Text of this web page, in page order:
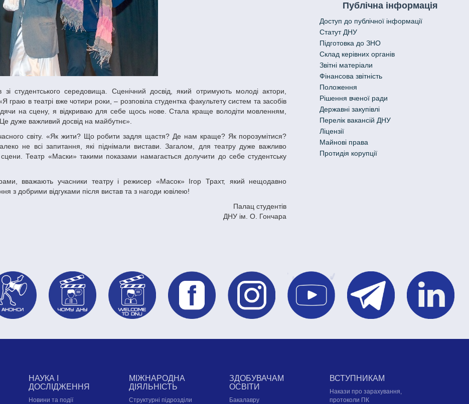
граю в театрі вже чотири роки, – розповіла студентка факультету систем та засобів
на сцену, я відкриваю для себе щось нове. Стала краще володіти мовленням,
дуже важливий досвід на майбутнє».
не всі запитання, які піднімали вистави. Загалом, для театру дуже важливо
Театр «Маски» такими показами намагається долучити до себе студентську
з добрими відгуками після вистав та з нагоди ювілею!
Палац студентів
ДНУ ім. О. Гончара
Публічна інформація
Доступ до публічної інформації
Статут ДНУ
Підготовка до ЗНО
Склад керівних органів
Звітні матеріали
Фінансова звітність
Положення
Рішення вченої ради
Державні закупівлі
Перелік вакансій ДНУ
Ліцензії
Майнові права
Протидія корупції
НАУКА І
ДОСЛІДЖЕННЯ
Новини та події
МІЖНАРОДНА
ДІЯЛЬНІСТЬ
Структурні підрозділи
ЗДОБУВАЧАМ
ОСВІТИ
Бакалавру
ВСТУПНИКАМ
Накази про зарахування,
протоколи ПК